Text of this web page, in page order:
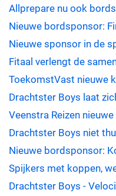
Allprepare nu ook
Nieuwe bordsponsor:
Nieuwe sponsor in de
Fitaal verlengt de
ToekomstVast nieuwe
Drachtster Boys laat
Veenstra Reizen
Drachtster Boys niet
Nieuwe bordsponsor:
Spijkers met koppen,
Drachtster Boys -